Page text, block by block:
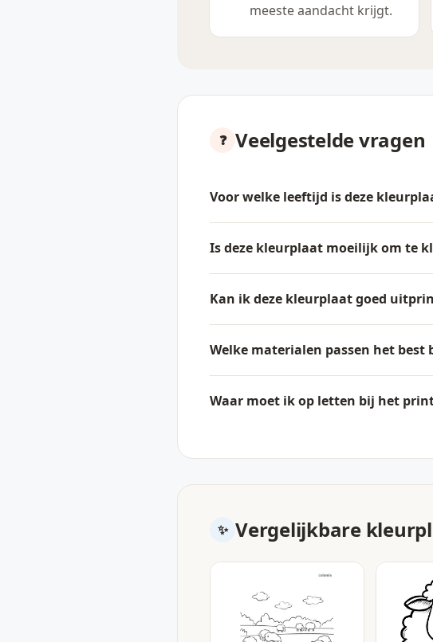
meeste aandacht krijgt.
Veelgestelde vragen
Voor welke leeftijd is deze
Is deze kleurplaat moeilijk om te
Kan ik deze kleurplaat goed
Welke materialen passen het best
Waar moet ik op letten bij het
Vergelijkbare